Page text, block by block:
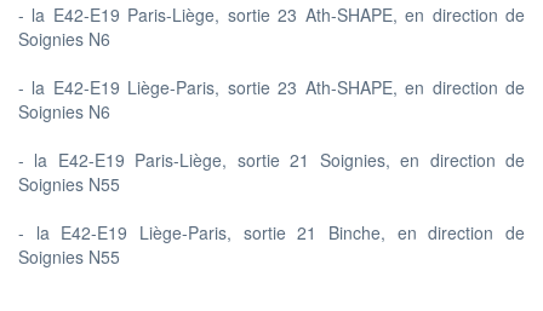
- la E42-E19 Paris-Liège, sortie 23 Ath-SHAPE, en direction de
Soignies N6
- la E42-E19 Liège-Paris, sortie 23 Ath-SHAPE, en direction de
Soignies N6
- la E42-E19 Paris-Liège, sortie 21 Soignies, en direction de
Soignies N55
- la E42-E19 Liège-Paris, sortie 21 Binche, en direction de
Soignies N55